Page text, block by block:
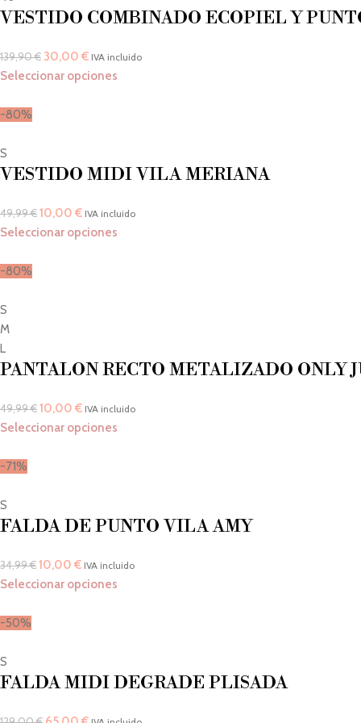
VESTIDO COMBINADO ECOPIEL Y
139,90€ 30,00 € IVA incluido
Seleccionar opciones
-80%
S
VESTIDO MIDI VILA MERIANA
49,99€10,00 € IVA incluido
Seleccionar opciones
-80%
S
M
L
PANTALON RECTO METALIZADO ONLY
49,99€10,00 € IVA incluido
Seleccionar opciones
-71%
S
FALDA DE PUNTO VILA AMY
34,99€10,00 € IVA incluido
Seleccionar opciones
-50%
S
FALDA MIDI DEGRADE PLISADA